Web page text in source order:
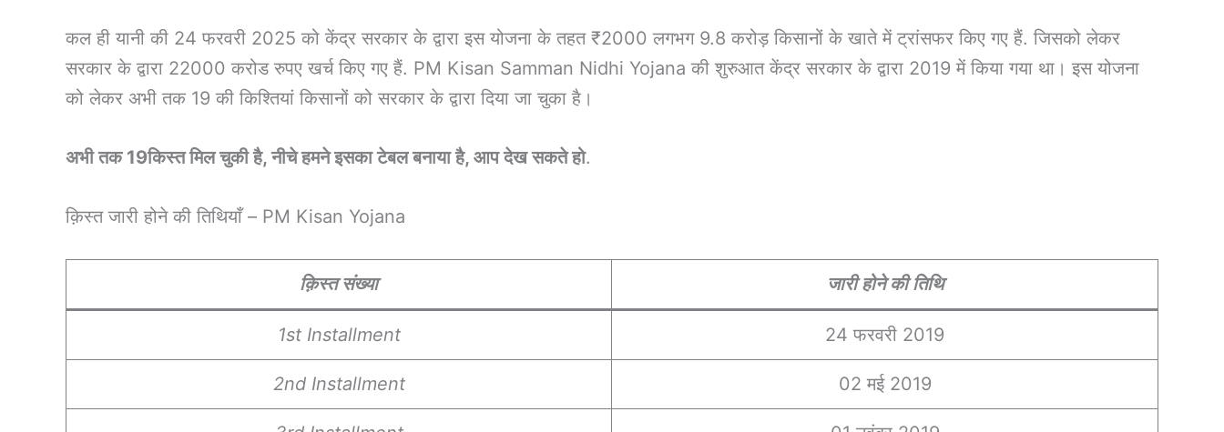
कल ही यानी की 24 फरवरी 2025 को केंद्र सरकार के द्वारा इस योजना के तहत ₹2000 लगभग 9.8 करोड़ किसानों के खाते में ट्रांसफर किए गए हैं. जिसको लेकर
सरकार के द्वारा 22000 करोड रुपए खर्च किए गए हैं. PM Kisan Samman Nidhi Yojana की शुरुआत केंद्र सरकार के द्वारा 2019 में किया गया था। इस योजना
को लेकर अभी तक 19 की किश्तियां किसानों को सरकार के द्वारा दिया जा चुका है।
अभी तक 19किस्त मिल चुकी है, नीचे हमने इसका टेबल बनाया है, आप देख सकते हो.
क़िस्त जारी होने की तिथियाँ – PM Kisan Yojana
क़िस्त संख्या जारी होने की तिथि
1st Installment 24 फरवरी 2019
2nd Installment 02 मई 2019